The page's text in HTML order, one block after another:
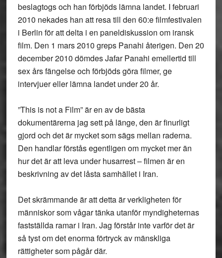
beslagtogs och han förbjöds lämna landet. I februari
2010 nekades han att resa till den 60:e filmfestivalen
i Berlin för att delta i en paneldiskussion om iransk
film. Den 1 mars 2010 greps Panahi återigen. Den 20
december 2010 dömdes Jafar Panahi emellertid till
sex års fängelse och förbjöds göra filmer, ge
intervjuer eller lämna landet under 20 år.
”This is not a Film” är en av de bästa
dokumentärerna jag sett på länge, den är finurligt
gjord och det är mycket som sägs mellan raderna.
Den handlar förstås egentligen om mycket mer än
hur det är att leva under husarrest – filmen är en
beskrivning av det låsta samhället i Iran.
Det skrämmande är att detta är verkligheten för
människor som vågar tänka utanför myndigheternas
fastställda ramar i Iran. Jag förstår inte varför det är
så tyst om det enorma förtryck av mänskliga
rättigheter som pågår där.